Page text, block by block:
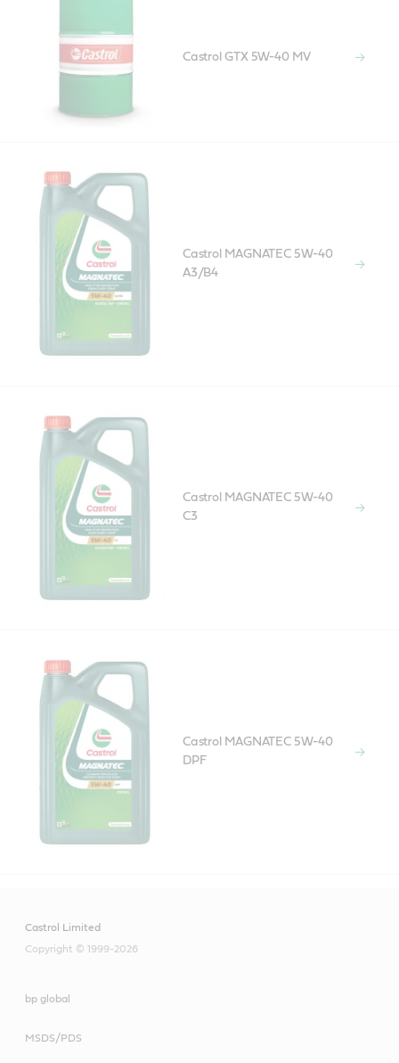
Castrol GTX 5W-40 MV
Castrol MAGNATEC 5W-40
A3/B4
Castrol MAGNATEC 5W-40
C3
Castrol MAGNATEC 5W-40
DPF
Castrol Limited
Copyright © 1999-2026
bp global
MSDS/PDS